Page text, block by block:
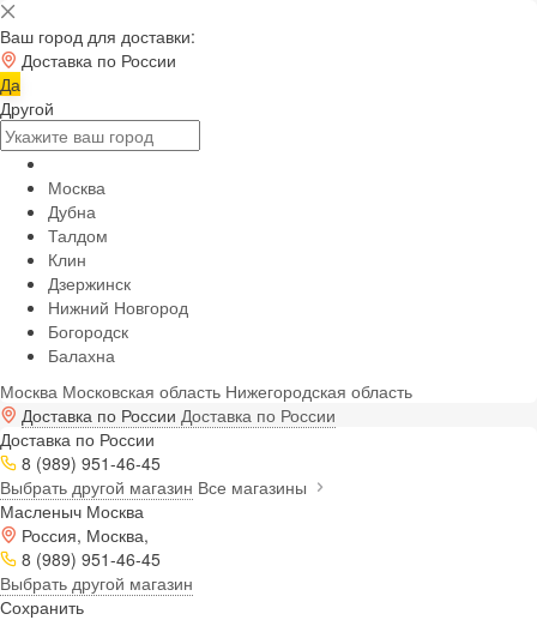
Ваш город для доставки:
Доставка по России
Да
Другой
Москва
Дубна
Талдом
Клин
Дзержинск
Нижний Новгород
Богородск
Балахна
Москва Московская область Нижегородская область
Доставка по России Доставка по России
Доставка по России
8 (989) 951-46-45
Выбрать другой магазин Все магазины
Масленыч Москва
Россия, Москва,
8 (989) 951-46-45
Выбрать другой магазин
Сохранить